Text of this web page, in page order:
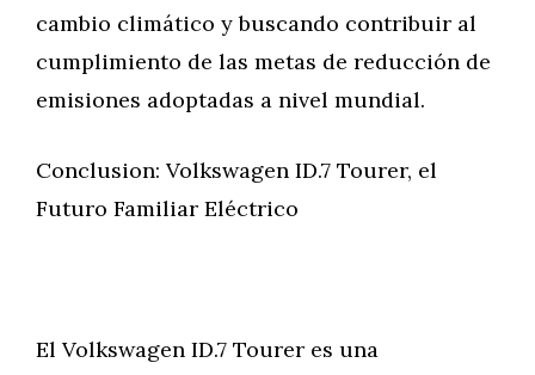
cambio climático y buscando contribuir al
cumplimiento de las metas de reducción de
emisiones adoptadas a nivel mundial.
Conclusion: Volkswagen ID.7 Tourer, el
Futuro Familiar Eléctrico
El Volkswagen ID.7 Tourer es una